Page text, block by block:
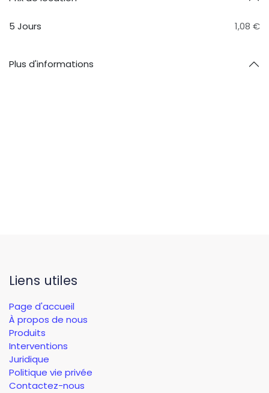
5 Jours 1,08 €
Plus d'informations
Liens utiles
Page d'accueil
À propos de nous
Produits
Interventions
Juridique
Politique vie privée
Contactez-nous